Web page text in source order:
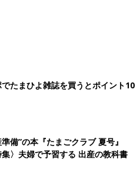
話し合いをしていた竹内さんご
後悔するかもしれない。でも
かれなかったら、最善を尽くし
言いました。あとは『
る』とも。正論すぎて何も言え
ね』と納得。このとき何度も話
並みをそろえて妊活に臨むことが
たまひよ雑誌を買うとポイント10
備”の本『たまごクラブ 夏号』
集〉夫婦で予習する 出産の教科書